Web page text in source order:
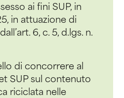
ai fini SUP, in
in attuazione di
6, c. 5, d.lgs. n.
di concorrere al
SUP sul contenuto
riciclata nelle